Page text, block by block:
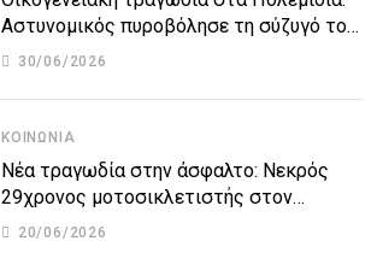
Αστυνομικός πυροβόλησε τη σύζυγό του
και αυτοκτόνησε
30/06/2026
ΚΟΙΝΩΝΊΑ
Νέα τραγωδία στην άσφαλτο: Νεκρός
29χρονος μοτοσικλετιστής στον
αυτοκινητόδρομο Πάφου – Λεμεσού
20/06/2026